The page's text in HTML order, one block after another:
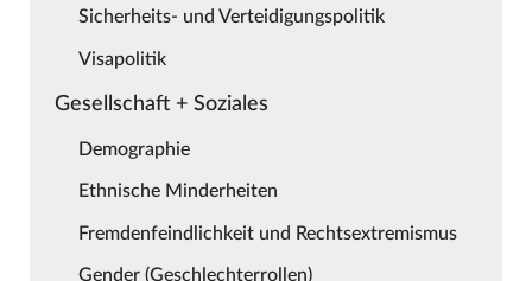
Sicherheits- und Verteidigungspolitik
Visapolitik
Gesellschaft + Soziales
Demographie
Ethnische Minderheiten
Fremdenfeindlichkeit und Rechtsextremismus
Gender (Geschlechterrollen)